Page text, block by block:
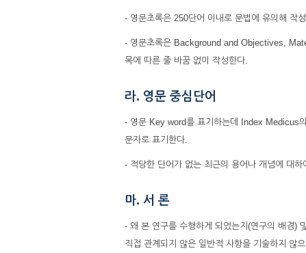
- 영문초록은 250단어 이내로 문법에 유의해 작
- 영문초록은 Background and Objectives,
목에 따른 줄 바꿈 없이 작성한다.
라. 영문 중심단어
- 영문 Key word를 표기하는데 Index Medicus
문자로 표기한다.
- 적당한 단어가 없는 최근의 용어나 개념에 대
마. 서 론
- 왜 본 연구를 수행하게 되었는지(연구의 배경)
직접 관계되지 않은 일반적 사항을 기술하지 않